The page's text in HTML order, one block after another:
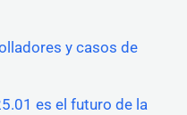
y casos de
es el futuro de la